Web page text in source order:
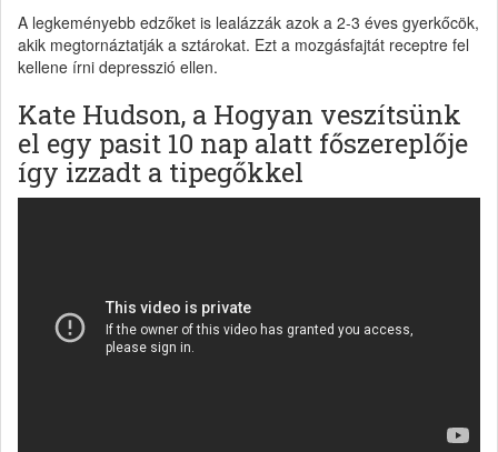
A legkeményebb edzőket is lealázzák azok a 2-3 éves gyerkőcök,
akik megtornáztatják a sztárokat. Ezt a mozgásfajtát receptre fel
kellene írni depresszió ellen.
Kate Hudson, a Hogyan veszítsünk
el egy pasit 10 nap alatt főszereplője
így izzadt a tipegőkkel